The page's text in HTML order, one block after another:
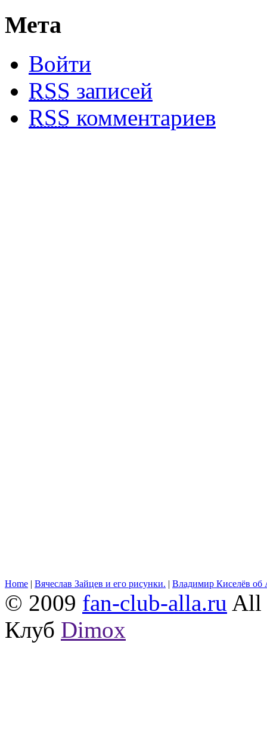
Мета
Войти
RSS записей
RSS комментариев
Home | Вячеслав Зайцев и его рисунки. | Владимир Киселёв об
© 2009 fan-club-alla.ru All
Клуб Dimox